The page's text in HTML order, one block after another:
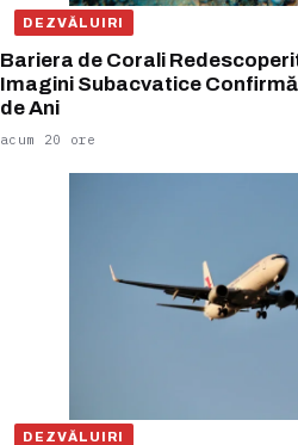
DEZVĂLUIRI
Bariera de Corali
Imagini Subacvatice
de Ani
acum 20 ore
DEZVĂLUIRI